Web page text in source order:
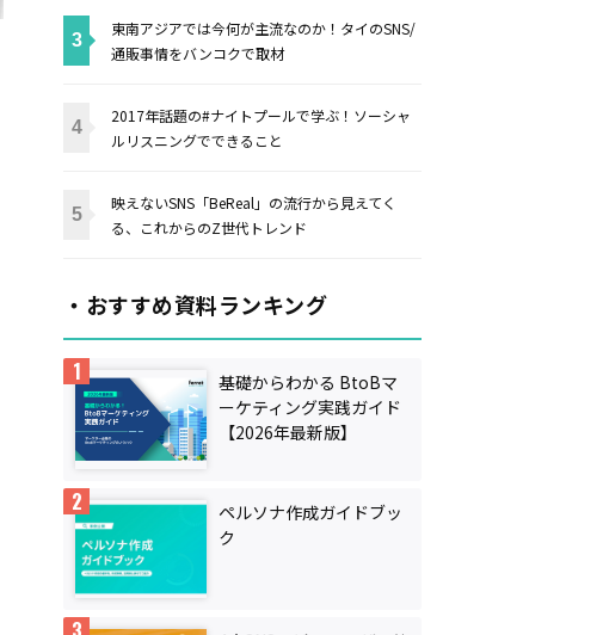
東南アジアでは今何が主流なのか！タイのSNS/
通販事情をバンコクで取材
2017年話題の#ナイトプールで学ぶ！ソーシャ
ルリスニングでできること
映えないSNS「BeReal」の流行から見えてく
る、これからのZ世代トレンド
・おすすめ資料ランキング
基礎からわかる BtoBマ
ーケティング実践ガイド
【2026年最新版】
ペルソナ作成ガイドブッ
ク